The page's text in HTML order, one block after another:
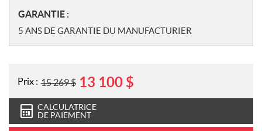
GARANTIE :
5 ANS DE GARANTIE DU MANUFACTURIER
Prix : 15 269$ 13 100 $
CALCULATRICE
DE PAIEMENT